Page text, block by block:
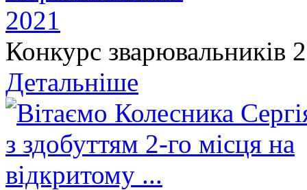
Конкурс зварювальників
Детальніше